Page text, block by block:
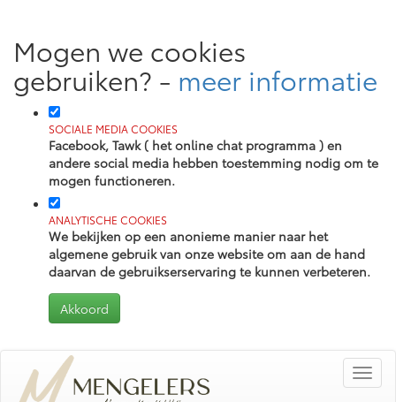
Mogen we cookies
gebruiken? - meer informatie
SOCIALE MEDIA COOKIES
Facebook, Tawk ( het online chat programma ) en
andere social media hebben toestemming nodig om te
mogen functioneren.
ANALYTISCHE COOKIES
We bekijken op een anonieme manier naar het
algemene gebruik van onze website om aan de hand
daarvan de gebruikserservaring te kunnen verbeteren.